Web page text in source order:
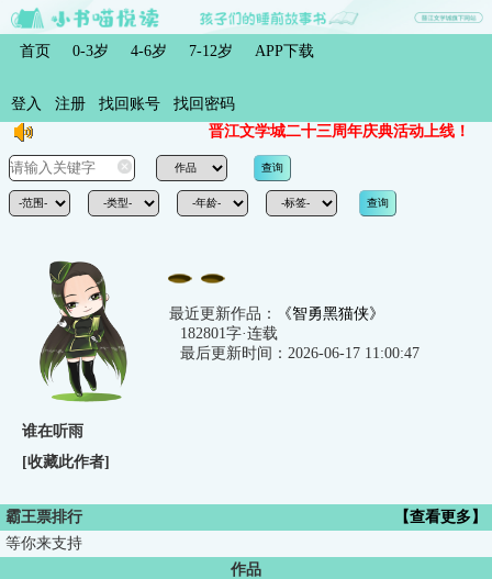
首页 0-3岁 4-6岁 7-12岁 APP下载
登入 注册 找回账号
找回密码
晋江文学城二十三周年庆典活动上线！
谁在听雨
[收藏此作者]
最近更新作品：
《智勇黑猫侠》
182801字·连载
最后更新时间：2026-06-17 11:00:47
霸王票排行
【查看更多】
等你来支持
作品